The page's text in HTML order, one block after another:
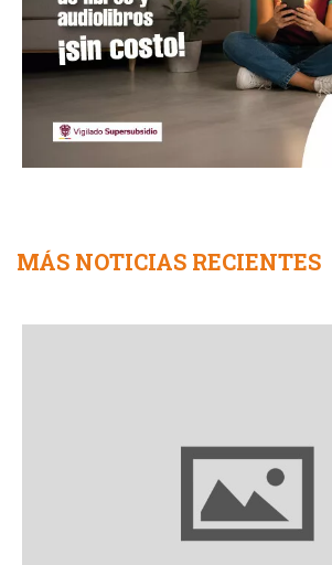
MÁS NOTICIAS RECIENTES